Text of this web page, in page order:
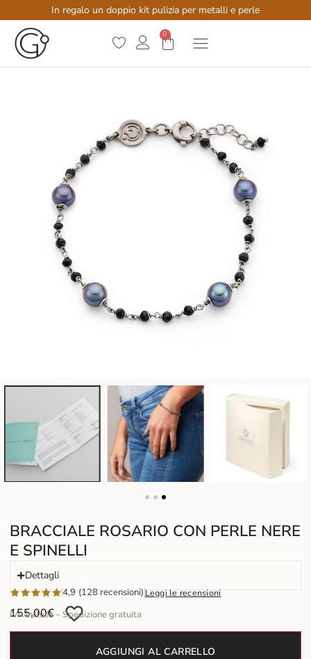
In regalo un doppio kit pulizia per metalli e perle
0
BRACCIALE ROSARIO CON PERLE NERE
E SPINELLI
Dettagli
4,9 (128 recensioni)Leggi le recensioni
155,00€
IVA inclusa – Spedizione gratuita
AGGIUNGI AL CARRELLO